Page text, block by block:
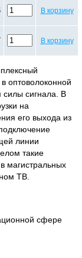
В корзину
В корзину
оптоволоконной
силы сигнала. В
на
его выхода из
линии
такие
магистральных
ТВ.
сфере